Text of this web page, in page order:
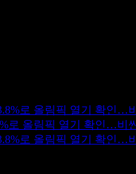
로 올림픽 열기 확인…
로 올림픽 열기 확인…비
로 올림픽 열기 확인…